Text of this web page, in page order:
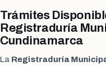
Trámites
Registraduría
Cundinamarca
La Registraduría